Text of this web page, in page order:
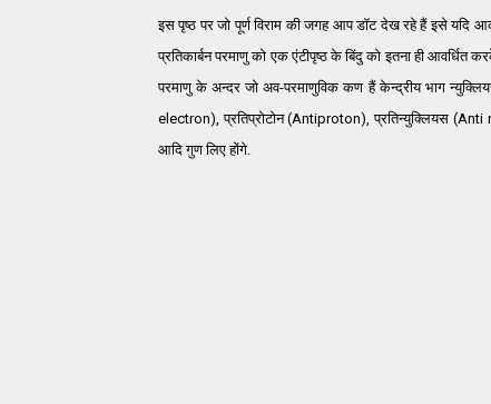
इस पृष्ठ पर जो पूर्ण विराम की जगह आप डॉट देख रहे हैं इसे यदि
प्रतिकार्बन परमाणु को एक एंटीपृष्ठ के बिंदु को इतना ही
परमाणु के अन्दर जो अव-परमाणुविक कण हैं केन्द्रीय भाग
electron), प्रतिप्रोटोन (Antiproton), प्रतिन्युक्लियस (Anti
आदि गुण लिए होंगे.